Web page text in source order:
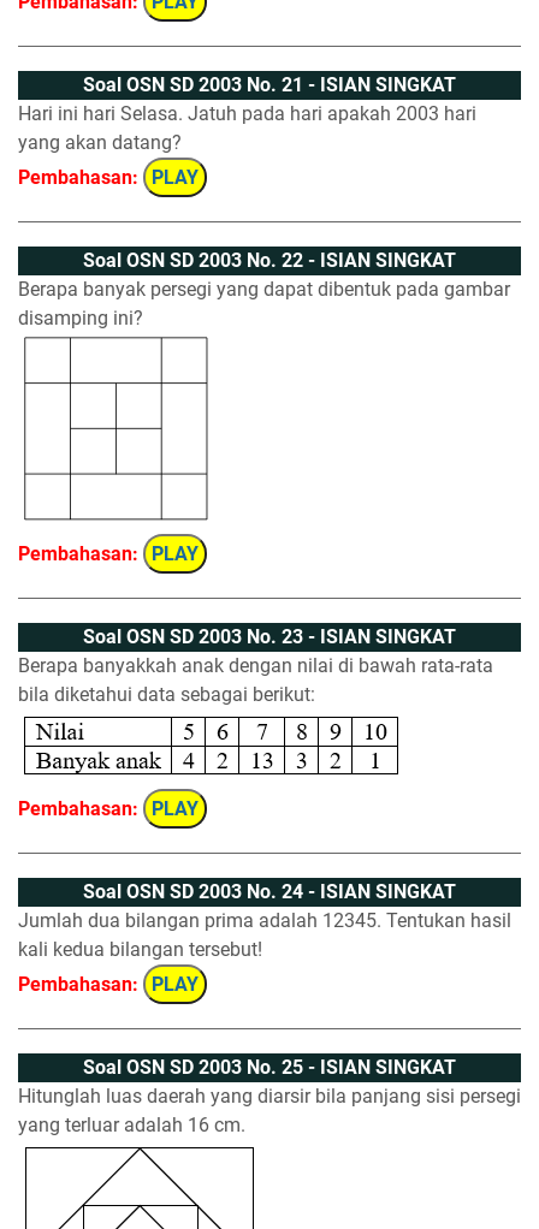
Soal OSN SD 2003 No. 21 - ISIAN SINGKAT
Hari ini hari Selasa. Jatuh pada hari apakah 2003 hari
yang akan datang?
Pembahasan:
PLAY
Soal OSN SD 2003 No. 22 - ISIAN SINGKAT
Berapa banyak persegi yang dapat dibentuk pada gambar
disamping ini?
Pembahasan: PLAY
Soal OSN SD 2003 No. 23 - ISIAN SINGKAT
Berapa banyakkah anak dengan nilai di bawah rata-rata
bila diketahui data sebagai berikut:
Pembahasan: PLAY
Soal OSN SD 2003 No. 24 - ISIAN SINGKAT
Jumlah dua bilangan prima adalah 12345. Tentukan hasil
kali kedua bilangan tersebut!
Pembahasan:
PLAY
Soal OSN SD 2003 No. 25 - ISIAN SINGKAT
Hitunglah luas daerah yang diarsir bila panjang sisi persegi
yang terluar adalah 16 cm.